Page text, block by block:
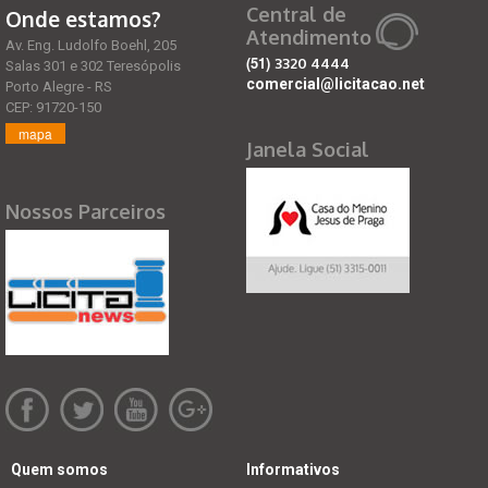
Onde estamos?
Av. Eng. Ludolfo Boehl, 205
Salas 301 e 302 Teresópolis
Porto Alegre - RS
CEP: 91720-150
mapa
Nossos Parceiros
Central de
Atendimento
(51) 3320 4444
comercial@licitacao.net
Janela Social
Quem somos Informativos